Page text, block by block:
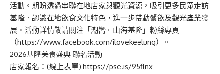
活動。期盼透過串聯在地店家與觀光資源，吸引更多民眾走訪
基隆，認識在地飲食文化特色，進一步帶動餐飲及觀光產業發
展。活動詳情敬請關注「潮嚮。山海基隆」粉絲專頁
（https://www.facebook.com/ilovekeelung）。
2026基隆美食盛典 聯名活動
店家報名：(線上表單) https://pse.is/95flnx